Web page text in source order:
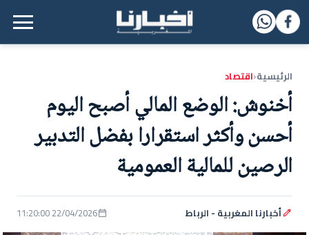
القائمة الرئيسية
الرئيسية‹اقتصاد
أخنوش: الوضع المالي أصبح اليوم
أحسن وأكثر استقرارا بفضل التدبير
الرصين للمالية العمومية
أخبارنا المغربية - الرباط 22/04/2026 11:20:00